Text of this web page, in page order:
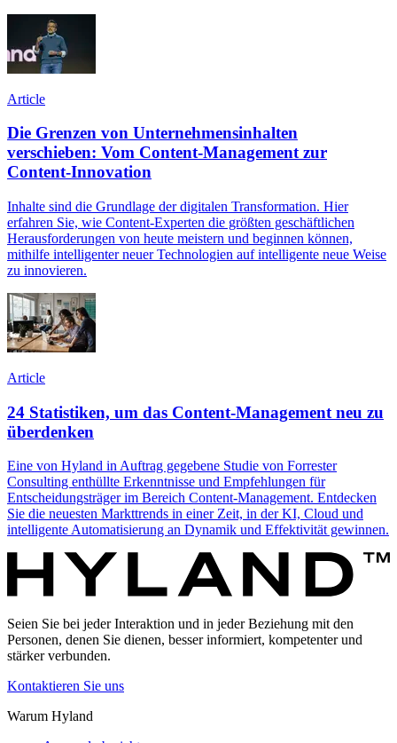
Article
Die Grenzen von Unternehmensinhalten
verschieben: Vom Content-Management zur
Content-Innovation
Inhalte sind die Grundlage der digitalen Transformation. Hier
erfahren Sie, wie Content-Experten die größten geschäftlichen
Herausforderungen von heute meistern und beginnen können,
mithilfe intelligenter neuer Technologien auf intelligente neue Weise
zu innovieren.
Article
24 Statistiken, um das Content-Management neu zu
überdenken
Eine von Hyland in Auftrag gegebene Studie von Forrester
Consulting enthüllte Erkenntnisse und Empfehlungen für
Entscheidungsträger im Bereich Content-Management. Entdecken
Sie die neuesten Markttrends in einer Zeit, in der KI, Cloud und
intelligente Automatisierung an Dynamik und Effektivität gewinnen.
Seien Sie bei jeder Interaktion und in jeder Beziehung mit den
Personen, denen Sie dienen, besser informiert, kompetenter und
stärker verbunden.
Kontaktieren Sie uns
Warum Hyland